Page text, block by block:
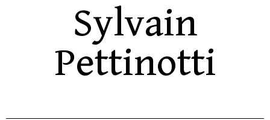
Sylvain
Pettinotti